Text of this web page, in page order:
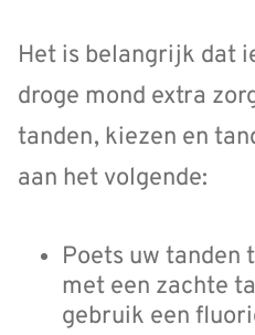
Het is belangrijk dat
droge mond extra
tanden, kiezen en
aan het volgende:
Poets uw tanden
met een zachte
gebruik een